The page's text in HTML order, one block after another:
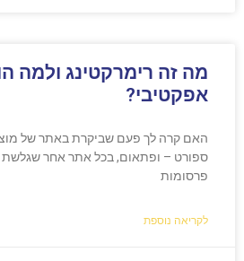
מה זה רימרקטינג ולמה
אפקטיבי?
האם קרה לך פעם שביקרת באתר של מוצר
ספורט – ופתאום, בכל אתר אחר שגלשת
פרסומות
לקריאה נוספת